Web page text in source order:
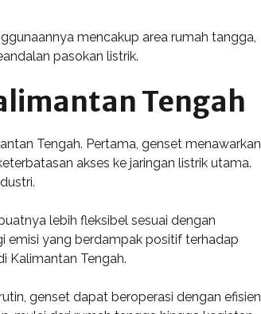
mencakup area rumah tangga,
pasokan listrik.
Tengah
Tengah. Pertama, genset menawarkan
akses ke jaringan listrik utama.
lebih fleksibel sesuai dengan
emisi yang berdampak positif terhadap
Kalimantan Tengah.
genset dapat beroperasi dengan efisien